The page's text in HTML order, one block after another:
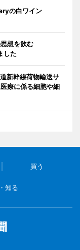
の白ワイン
想を飲む
した
新幹線荷物輸送サ
療に係る細胞や細
買う
知る